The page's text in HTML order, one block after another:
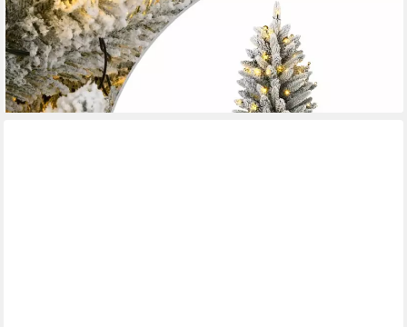
VIDAXL
Weihnachtsfigur Künstlicher Weihnachtsbaum mit Schnee 300
LEDs 180 cm (1 St)
ab 116,99 €
lieferbar - in 5-6 Werktagen bei dir